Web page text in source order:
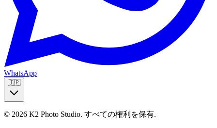
WhatsApp
🇯🇵
© 2026 K2 Photo Studio. すべての権利を保有.